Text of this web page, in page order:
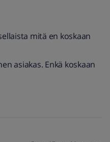
mitä en koskaan
asiakas. Enkä koskaan